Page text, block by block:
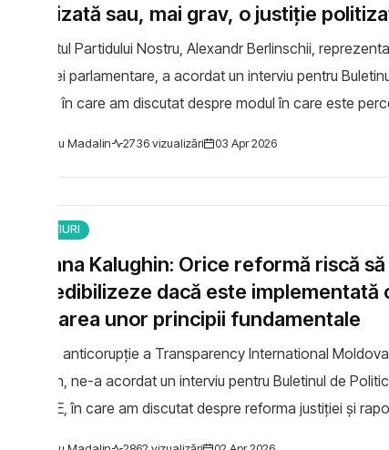
televizată sau, mai grav, o justiție
Deputatul Partidului Nostru, Alexandr Berlinschii,
opoziției parlamentare, a acordat un interviu pentru
externă în care am discutat despre modul în care este
Necsutu Madalin 2736 vizualizări 03 Apr 2026
INTERVIURI
Mariana Kalughin: Orice reformă riscă să
decredibilizeze dacă este implementată
ignorarea unor principii fundamentale
Experta anticorupție a Transparency International
Kalughin, ne-a acordat un interviu pentru Buletinul de
FES/APE, în care am discutat despre reforma justiției și